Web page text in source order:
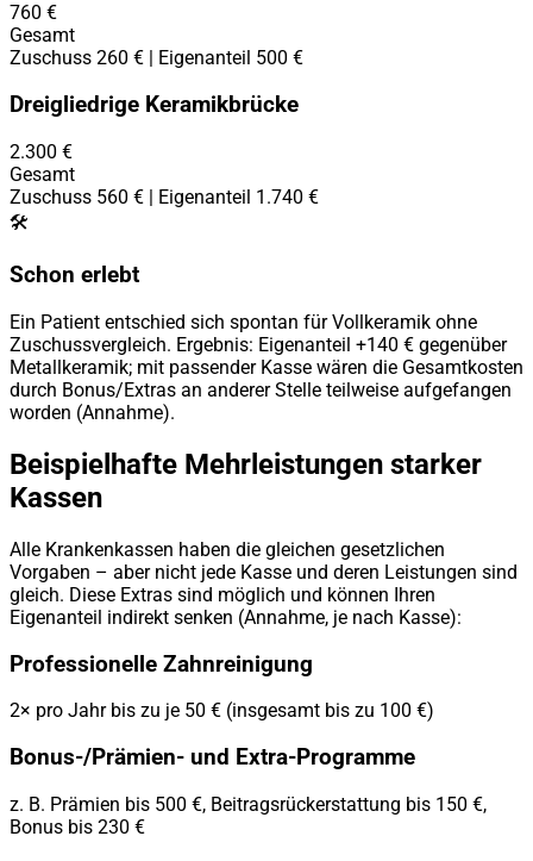
760 €
Gesamt
Zuschuss 260 € | Eigenanteil 500 €
Dreigliedrige Keramikbrücke
2.300 €
Gesamt
Zuschuss 560 € | Eigenanteil 1.740 €
🛠️
Schon erlebt
Ein Patient entschied sich spontan für Vollkeramik ohne
Zuschussvergleich. Ergebnis: Eigenanteil +140 € gegenüber
Metallkeramik; mit passender Kasse wären die Gesamtkosten
durch Bonus/Extras an anderer Stelle teilweise aufgefangen
worden (Annahme).
Beispielhafte Mehrleistungen starker
Kassen
Alle Krankenkassen haben die gleichen gesetzlichen
Vorgaben – aber nicht jede Kasse und deren Leistungen sind
gleich. Diese Extras sind möglich und können Ihren
Eigenanteil indirekt senken (Annahme, je nach Kasse):
Professionelle Zahnreinigung
2× pro Jahr bis zu je 50 € (insgesamt bis zu 100 €)
Bonus-/Prämien- und Extra-Programme
z. B. Prämien bis 500 €, Beitragsrückerstattung bis 150 €,
Bonus bis 230 €